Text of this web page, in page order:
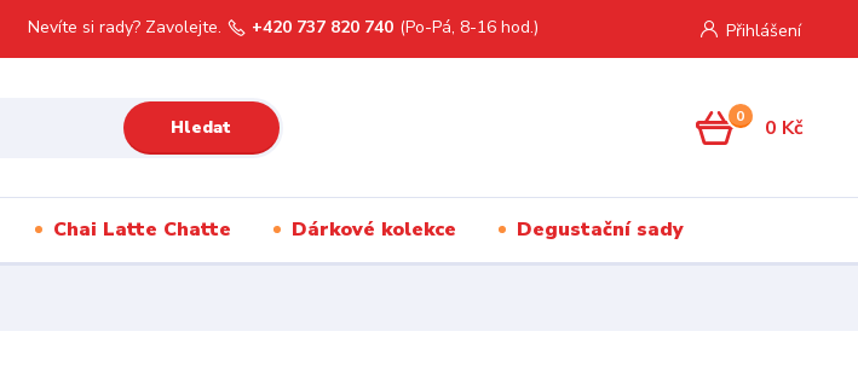
Přihlášení
Hledat
Nevíte si rady? Zavolejte. +420 737 820 740 (Po-Pá, 8-16 hod.)
0 0 Kč
Chai Latte Chatte Dárkové kolekce Degustační sady